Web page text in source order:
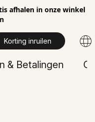
afhalen in onze winkel
Korting inruilen
& Betalingen